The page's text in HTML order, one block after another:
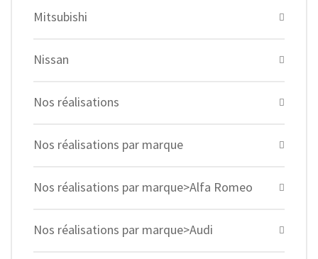
Mitsubishi
Nissan
Nos réalisations
Nos réalisations par marque
Nos réalisations par marque>Alfa Romeo
Nos réalisations par marque>Audi